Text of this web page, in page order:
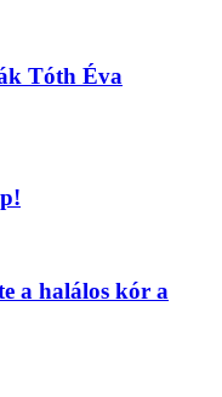
Tóth Éva
a halálos kór a